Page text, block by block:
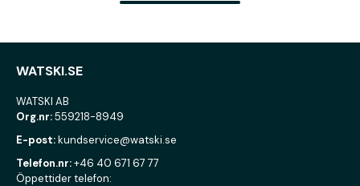
WATSKI.SE
WATSKI AB
Org.nr:559218-8949
E-post:kundservice@watski.se
Telefon.nr:+46 40 671 67 77
Öppettider telefon: